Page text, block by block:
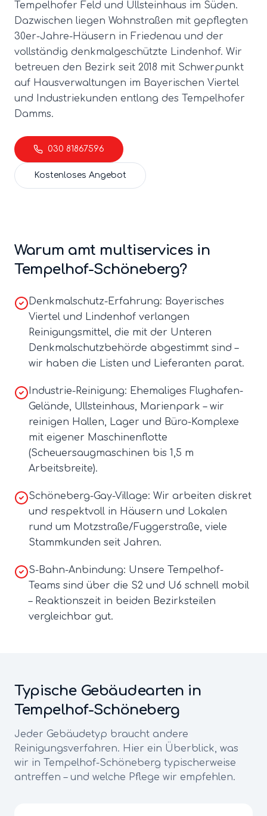
Tempelhofer Feld und Ullsteinhaus im Süden.
Dazwischen liegen Wohnstraßen mit gepflegten
30er-Jahre-Häusern in Friedenau und der
vollständig denkmalgeschützte Lindenhof. Wir
betreuen den Bezirk seit 2018 mit Schwerpunkt
auf Hausverwaltungen im Bayerischen Viertel
und Industriekunden entlang des Tempelhofer
Damms.
030 81867596
Kostenloses Angebot
Warum amt multiservices in
Tempelhof-Schöneberg?
Denkmalschutz-Erfahrung: Bayerisches
Viertel und Lindenhof verlangen
Reinigungsmittel, die mit der Unteren
Denkmalschutzbehörde abgestimmt sind –
wir haben die Listen und Lieferanten parat.
Industrie-Reinigung: Ehemaliges Flughafen-
Gelände, Ullsteinhaus, Marienpark – wir
reinigen Hallen, Lager und Büro-Komplexe
mit eigener Maschinenflotte
(Scheuersaugmaschinen bis 1,5 m
Arbeitsbreite).
Schöneberg-Gay-Village: Wir arbeiten diskret
und respektvoll in Häusern und Lokalen
rund um Motzstraße/Fuggerstraße, viele
Stammkunden seit Jahren.
S-Bahn-Anbindung: Unsere Tempelhof-
Teams sind über die S2 und U6 schnell mobil
– Reaktionszeit in beiden Bezirksteilen
vergleichbar gut.
Typische Gebäudearten in
Tempelhof-Schöneberg
Jeder Gebäudetyp braucht andere
Reinigungsverfahren. Hier ein Überblick, was
wir in Tempelhof-Schöneberg typischerweise
antreffen – und welche Pflege wir empfehlen.